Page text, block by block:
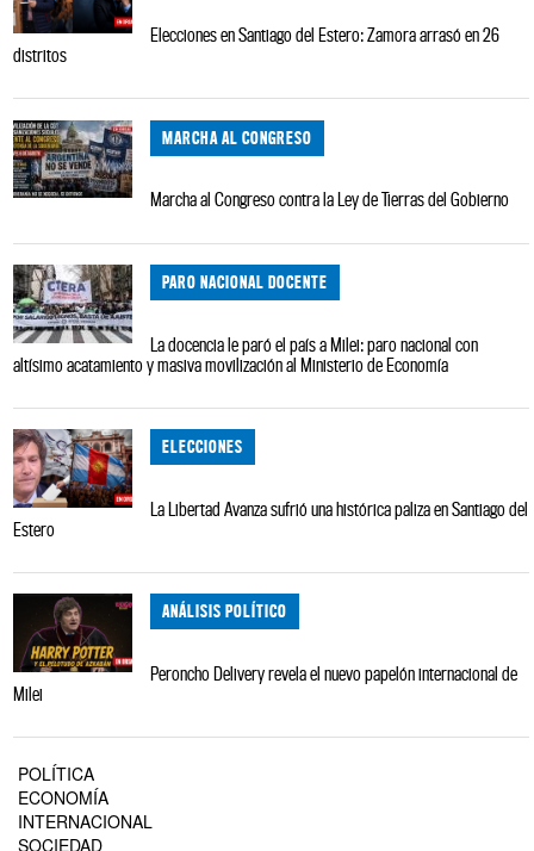
Elecciones en Santiago del Estero: Zamora arrasó en 26
distritos
MARCHA AL CONGRESO
Marcha al Congreso contra la Ley de Tierras del Gobierno
PARO NACIONAL DOCENTE
La docencia le paró el país a Milei: paro nacional con
altísimo acatamiento y masiva movilización al Ministerio de Economía
ELECCIONES
La Libertad Avanza sufrió una histórica paliza en Santiago del
Estero
ANÁLISIS POLÍTICO
Peroncho Delivery revela el nuevo papelón internacional de
Milei
POLÍTICA
ECONOMÍA
INTERNACIONAL
SOCIEDAD